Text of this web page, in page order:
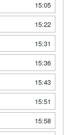
15:05
15:22
15:31
15:36
15:43
15:51
15:58